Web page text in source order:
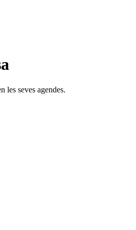
les seves agendes.